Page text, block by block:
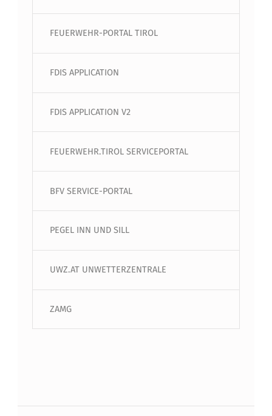
FEUERWEHR-PORTAL TIROL
FDIS APPLICATION
FDIS APPLICATION V2
FEUERWEHR.TIROL SERVICEPORTAL
BFV SERVICE-PORTAL
PEGEL INN UND SILL
UWZ.AT UNWETTERZENTRALE
ZAMG
Beitragsnavigation